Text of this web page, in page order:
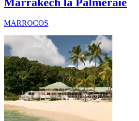
MARROCOS